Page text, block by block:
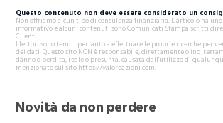
Questo contenuto non deve essere considerato un
Non offriamo alcun tipo di consulenza finanziaria. L’articolo ha
informativo e alcuni contenuti sono Comunicati Stampa scritti
Clienti.
I lettori sono tenuti pertanto a effettuare le proprie ricerche per
dei dati. Questo sito NON è responsabile, direttamente o
danno o perdita, reale o presunta, causata dall'utilizzo di
menzionato sul sito https://valoreazioni.com.
Novità da non perdere